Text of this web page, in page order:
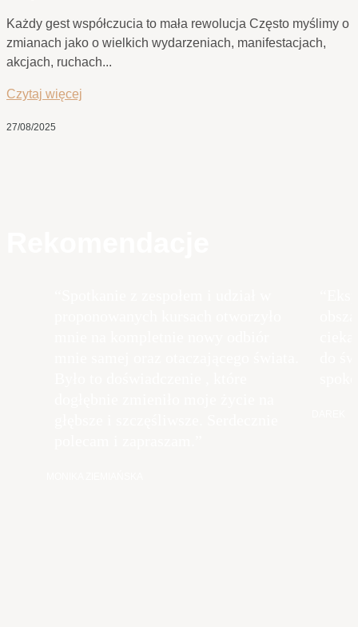
Każdy gest współczucia to mała rewolucja Często myślimy o
zmianach jako o wielkich wydarzeniach, manifestacjach,
akcjach, ruchach...
Czytaj więcej
27/08/2025